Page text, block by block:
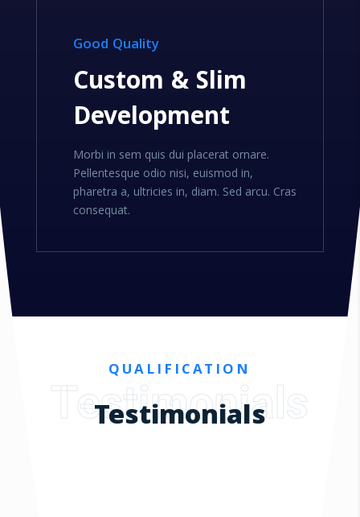
Good Quality
Custom & Slim
Development
Morbi in sem quis dui placerat ornare.
Pellentesque odio nisi, euismod in,
pharetra a, ultricies in, diam. Sed arcu. Cras
consequat.
Testimonials
QUALIFICATION
Testimonials